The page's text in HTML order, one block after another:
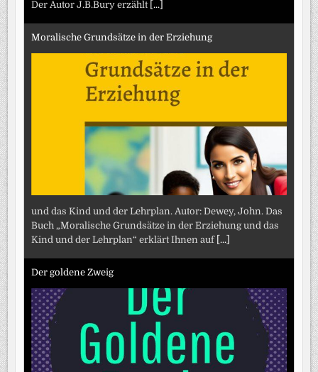
Der Autor J.B.Bury erzählt [...]
Moralische Grundsätze in der Erziehung
und das Kind und der Lehrplan. Autor: Dewey, John. Das
Buch „Moralische Grundsätze in der Erziehung und das
Kind und der Lehrplan“ erklärt Ihnen auf [...]
Der goldene Zweig